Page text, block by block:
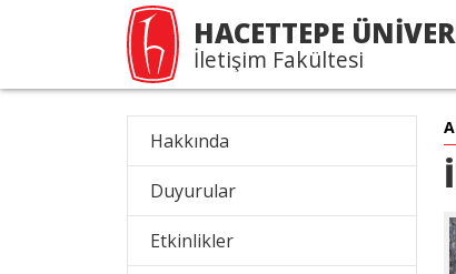
HACETTEPE
İletişim Fakültesi
Hakkında
Duyurular
Etkinlikler